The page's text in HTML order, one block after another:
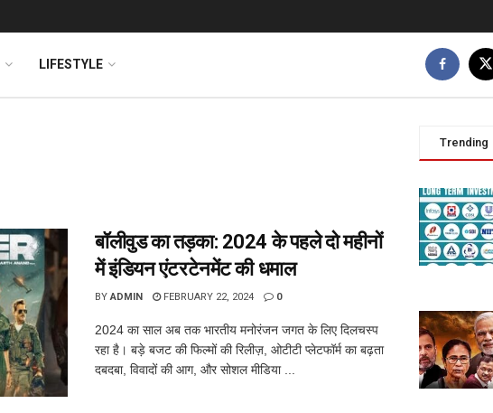
LIFESTYLE
बॉलीवुड का तड़का: 2024 के पहले दो महीनों
में इंडियन एंटरटेनमेंट की धमाल
BY ADMIN FEBRUARY 22, 2024 0
2024 का साल अब तक भारतीय मनोरंजन जगत के लिए दिलचस्प
रहा है। बड़े बजट की फिल्मों की रिलीज़, ओटीटी प्लेटफॉर्म का बढ़ता
दबदबा, विवादों की आग, और सोशल मीडिया ...
Trending